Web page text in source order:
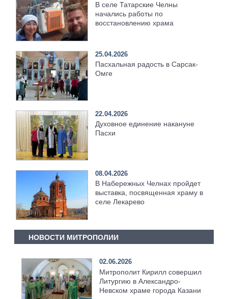
В селе Татарские Челны
начались работы по
восстановлению храма
25.04.2026
Пасхальная радость в Сарсак-
Омге
22.04.2026
Духовное единение накануне
Пасхи
08.04.2026
В Набережных Челнах пройдет
выставка, посвященная храму в
селе Лекарево
НОВОСТИ МИТРОПОЛИИ
02.06.2026
Митрополит Кирилл совершил
Литургию в Александро-
Невском храме города Казани